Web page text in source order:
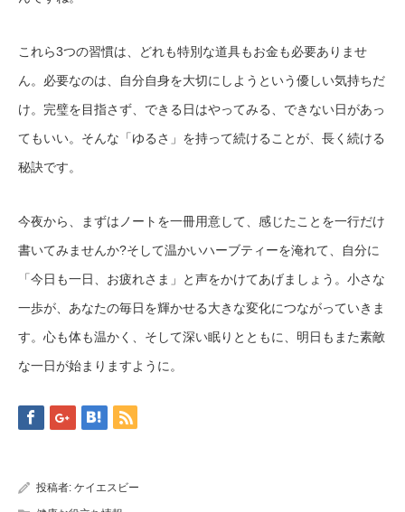
これら3つの習慣は、どれも特別な道具もお金も必要ありませ
ん。必要なのは、自分自身を大切にしようという優しい気持ちだ
け。完璧を目指さず、できる日はやってみる、できない日があっ
てもいい。そんな「ゆるさ」を持って続けることが、長く続ける
秘訣です。
今夜から、まずはノートを一冊用意して、感じたことを一行だけ
書いてみませんか?そして温かいハーブティーを淹れて、自分に
「今日も一日、お疲れさま」と声をかけてあげましょう。小さな
一歩が、あなたの毎日を輝かせる大きな変化につながっていきま
す。心も体も温かく、そして深い眠りとともに、明日もまた素敵
な一日が始まりますように。
投稿者: ケイエスビー